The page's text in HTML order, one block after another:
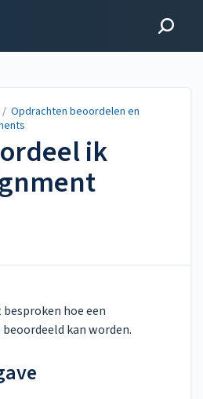
/ Opdrachten beoordelen en
ik
hoe een
kan worden.